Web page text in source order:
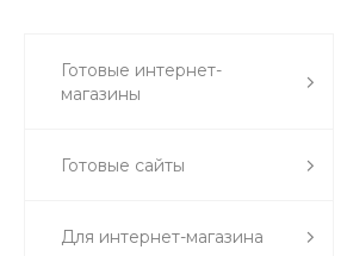
Готовые интернет-
магазины
Готовые сайты
Для интернет-магазина